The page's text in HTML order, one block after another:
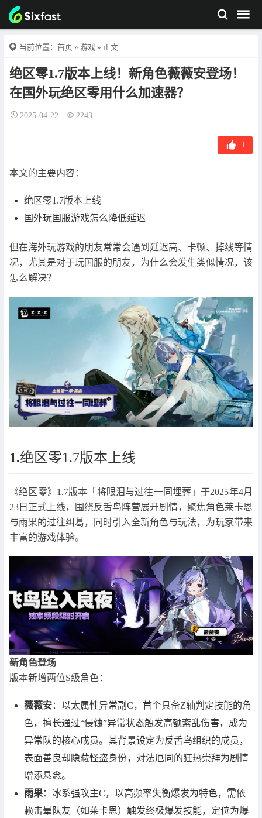
当前位置： 首页 » 游戏 » 正文
绝区零1.7版本上线！新角色薇薇安登场！
在国外玩绝区零用什么加速器？
2025-04-22 2243
1
本文的主要内容：
绝区零1.7版本上线
国外玩国服游戏怎么降低延迟
但在海外玩游戏的朋友常常会遇到延迟高、卡顿、掉线等情
况，尤其是对于玩国服的朋友，为什么会发生类似情况，该
怎么解决？
1.绝区零1.7版本上线
《绝区零》1.7版本「将眼泪与过往一同埋葬」于2025年4月
23日正式上线，围绕反舌鸟阵营展开剧情，聚焦角色莱卡恩
与雨果的过往纠葛，同时引入全新角色与玩法，为玩家带来
丰富的游戏体验。
新角色登场
版本新增两位S级角色：
薇薇安：以太属性异常副C，首个具备Z轴判定技能的角
色，擅长通过“侵蚀”异常状态触发高额紊乱伤害，成为
异常队的核心成员。其背景设定为反舌鸟组织的成员，
表面善良却隐藏怪盗身份，对法厄同的狂热崇拜为剧情
增添悬念。
雨果：冰系强攻主C，以高频率失衡爆发为特色，需依
赖击晕队友（如莱卡恩）触发终极爆发技能，定位为爆